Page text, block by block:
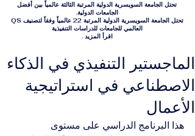
تحتل الجامعة السويسرية الدولية المرتبة الثالثة عالمياً بين أفضل
الجامعات الدولية.
تحتل الجامعة السويسرية الدولية المرتبة 22 عالمياً وفقاً لتصنيف QS
العالمي للجامعات للدراسات التنفيذية
اقرأ المزيد .
الماجستير التنفيذي في الذكاء
الاصطناعي في استراتيجية
الأعمال
هذا البرنامج الدراسي على مستوى